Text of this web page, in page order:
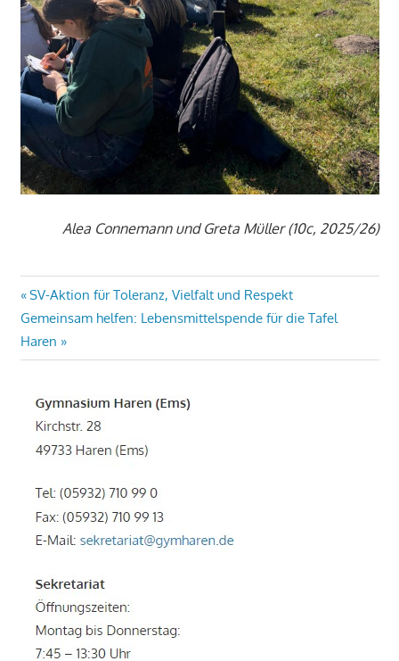
Alea Connemann und Greta Müller (10c, 2025/26)
Beitragsnavigation
Vorheriger
Beitrag:
SV-Aktion für Toleranz, Vielfalt und Respekt
Nächster
Beitrag:
Gemeinsam helfen: Lebensmittelspende für die Tafel
Haren